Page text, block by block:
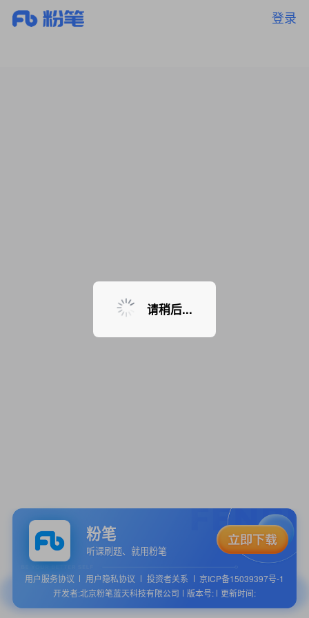
登录
暂无课程，敬请期待
粉笔
听课刷题、就用粉笔
用户服务协议 用户隐私协议 投资者关系
京ICP备15039397号-1
开发者:北京粉笔蓝天科技有限公司
版本号: 更新时间:
请稍后...